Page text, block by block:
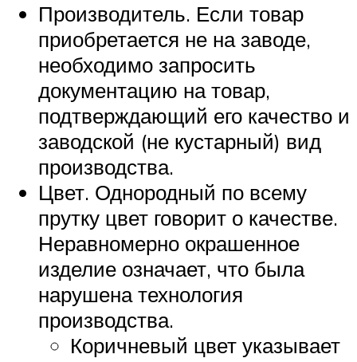
Производитель. Если товар
приобретается не на заводе,
необходимо запросить
документацию на товар,
подтверждающий его качество и
заводской (не кустарный) вид
производства.
Цвет. Однородный по всему
прутку цвет говорит о качестве.
Неравномерно окрашенное
изделие означает, что была
нарушена технология
производства.
Коричневый цвет указывает